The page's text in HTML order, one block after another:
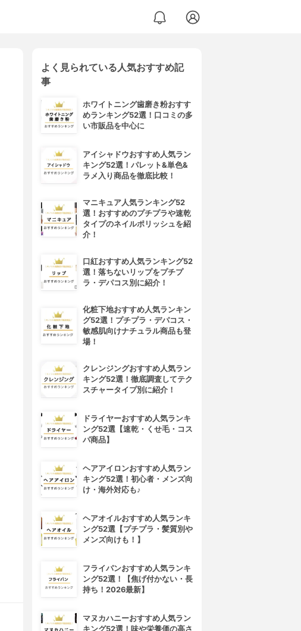
よく見られている人気おすすめ記
事
ホワイトニング歯磨き粉おすす
めランキング52選！口コミの多
い市販品を中心に
アイシャドウおすすめ人気ラン
キング52選！パレット&単色&
ラメ入り商品を徹底比較！
マニキュア人気ランキング52
選！おすすめのプチプラや速乾
タイプのネイルポリッシュを紹
介！
口紅おすすめ人気ランキング52
選！落ちないリップをプチプ
ラ・デパコス別に紹介！
化粧下地おすすめ人気ランキン
グ52選！プチプラ・デパコス・
敏感肌向けナチュラル商品も登
場！
クレンジングおすすめ人気ラン
キング52選！徹底調査してテク
スチャータイプ別に紹介！
ドライヤーおすすめ人気ランキ
ング52選【速乾・くせ毛・コス
パ商品】
ヘアアイロンおすすめ人気ラン
キング52選！初心者・メンズ向
け・海外対応も♪
ヘアオイルおすすめ人気ランキ
ング52選【プチプラ・髪質別や
メンズ向けも！】
フライパンおすすめ人気ランキ
ング52選！【焦げ付かない・長
持ち！2026最新】
マヌカハニーおすすめ人気ラン
キング52選！味や栄養価の高さ